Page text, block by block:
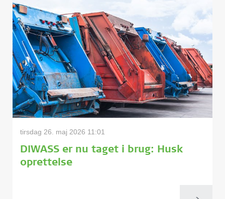
tirsdag 26. maj 2026 11:01
DIWASS er nu taget i brug: Husk
oprettelse